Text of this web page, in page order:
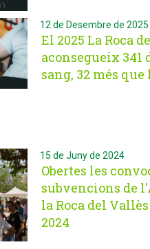
12 de Desembre de 2025
El 2025 La Roca
aconsegueix 341
sang, 32 més
15 de Juny de 2024
Obertes les
subvencions de
la Roca del
2024